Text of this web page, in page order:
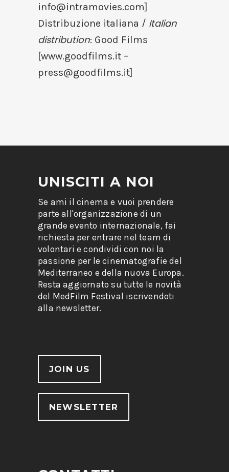
info@intramovies.com]
Distribuzione italiana / Italian
distribution: Good Films
[www.goodfilms.it –
press@goodfilms.it]
UNISCITI A NOI
Se ami il cinema e vuoi prendere
parte all'organizzazione di un
grande evento internazionale, fai
richiesta per entrare nel team di
volontari e condividi con noi la
passione per le cinematografie del
Mediterraneo e della nuova Europa.
Resta aggiornato su tutte le novità
del MedFilm Festival iscrivendoti
alla newsletter.
JOIN US
NEWSLETTER